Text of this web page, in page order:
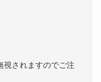
視されますのでご注